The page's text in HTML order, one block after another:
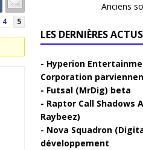
4 5
Anciens
LES DERNIÈRES ACTUS
Hyperion
Corporation
Futsal (MrDig) beta
Raptor Call Shadows
Raybeez)
Nova Squadron
développement